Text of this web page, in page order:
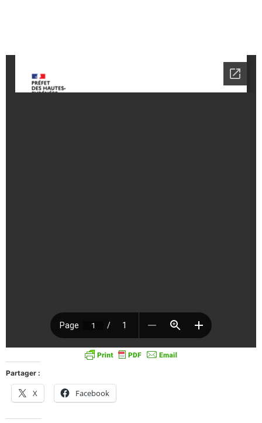
Partager :
X Facebook